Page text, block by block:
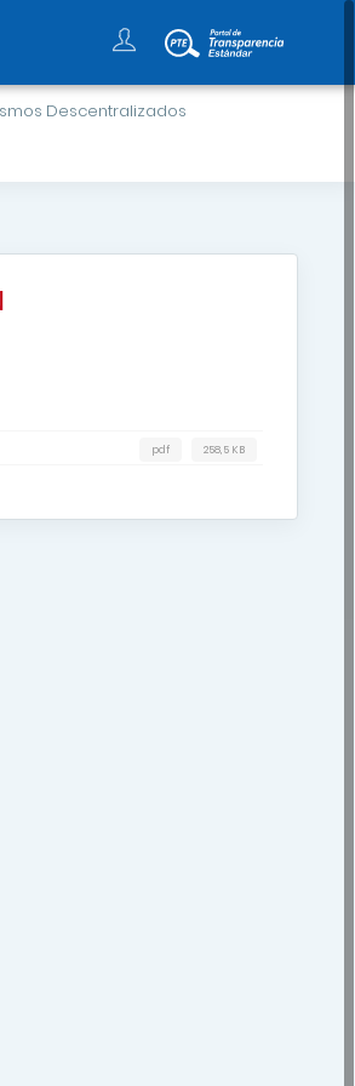
Descentralizados
258,5 KB
pdf